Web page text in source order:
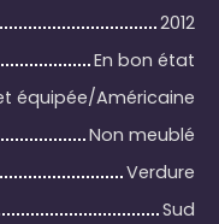
2012
En bon état
équipée/Américaine
Non meublé
Verdure
Sud